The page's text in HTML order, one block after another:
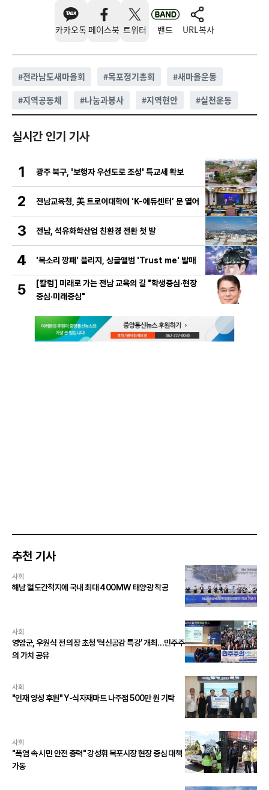
카카오톡 페이스북 트위터 밴드 URL복사
#전라남도새마을회 #목포정기총회 #새마을운동
#지역공동체 #나눔과봉사 #지역현안 #실천운동
실시간 인기 기사
1 광주 북구, '보행자 우선도로 조성' 특교세 확보
2 전남교육청, 美 트로이대학에 ‘K-에듀센터’ 문 열어
3 전남, 석유화학산업 친환경 전환 첫 발
4 '목소리 깡패' 플리지, 싱글앨범 'Trust me' 발매
5
[칼럼] 미래로 가는 전남 교육의 길 "학생중심·현장
중심·미래중심"
추천 기사
사회
해남 혈도간척지에 국내 최대 400MW 태양광 착공
사회
영암군, 우원식 전 의장 초청 ‘혁신공감 특강’ 개최…민주주
의 가치 공유
사회
"인재 양성 후원" Y-식자재마트 나주점 500만 원 기탁
사회
"폭염 속 시민 안전 총력" 강성휘 목포시장 현장 중심 대책
가동